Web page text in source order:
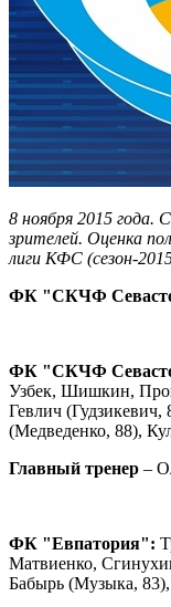
8 ноября 2015
зрителей. Оценка
лиги КФС (сезон-
ФК "СКЧФ
ФК "СКЧФ
Узбек, Шишкин,
Гевлич
(Медведенко, 88),
Главный тренер –
ФК "Евпатория":
Матвиенко,
Бабырь (Музыка,